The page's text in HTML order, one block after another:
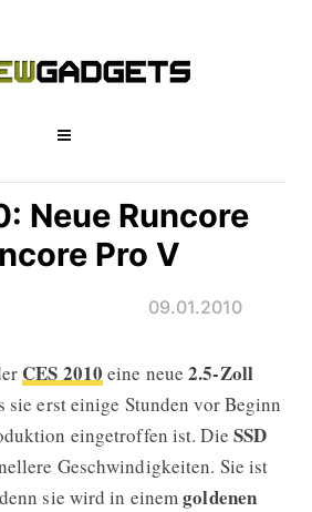
Neue Runcore
Pro V
09.01.2010
Runcore SSD –
CES 2010 eine neue2.5-Zoll
sie erst einige Stunden vor Beginn
eingetroffen ist. Die SSD
Geschwindigkeiten. Sie ist
sie wird in einemgoldenen